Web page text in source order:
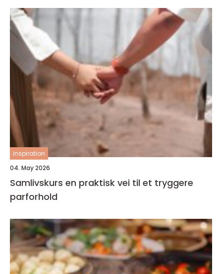
inspiration
04. May 2026
Samlivskurs en praktisk vei til et tryggere
parforhold